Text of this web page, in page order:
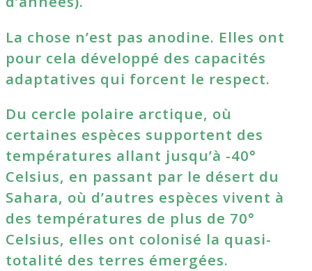
La chose n’est pas anodine. Elles ont
pour cela développé des capacités
adaptatives qui forcent le respect.
Du cercle polaire arctique, où
certaines espèces supportent des
températures allant jusqu’à -40°
Celsius, en passant par le désert du
Sahara, où d’autres espèces vivent à
des températures de plus de 70°
Celsius, elles ont colonisé la quasi-
totalité des terres émergées.